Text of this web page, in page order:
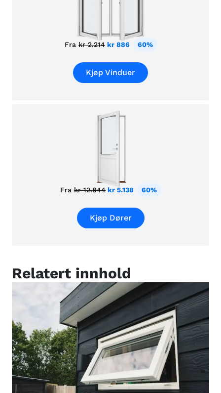
Fra kr 2.214 kr 886 60%
Kjøp Vinduer
Fra kr 12.844 kr 5.138 60%
Kjøp Dører
Relatert innhold